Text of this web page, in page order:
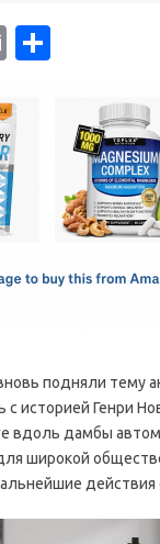
E
ail
подняли тему
с историей Генри
вдоль дамбы
широкой
действия